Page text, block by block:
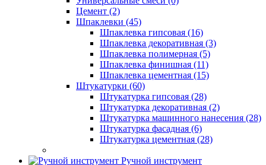
Цемент (2)
Шпаклевки (45)
Шпаклевка гипсовая (16)
Шпаклевка декоративная (3)
Шпаклевка полимерная (5)
Шпаклевка финишная (11)
Шпаклевка цементная (15)
Штукатурки (60)
Штукатурка гипсовая (28)
Штукатурка декоративная (2)
Штукатурка машинного нанесения (28)
Штукатурка фасадная (6)
Штукатурка цементная (28)
Ручной инструмент